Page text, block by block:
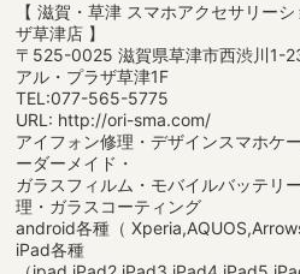
【 滋賀・草津 スマホアクセサリー
ザ草津店 】
〒525-0025 滋賀県草津市西渋川1-
アル・プラザ草津1F
TEL:077-565-5775
URL: http://ori-sma.com/
アイフォン修理・デザインスマホケ
ーダーメイド・
ガラスフィルム・モバイルバッテリ
理・ガラスコーティング
android各種（
iPad各種